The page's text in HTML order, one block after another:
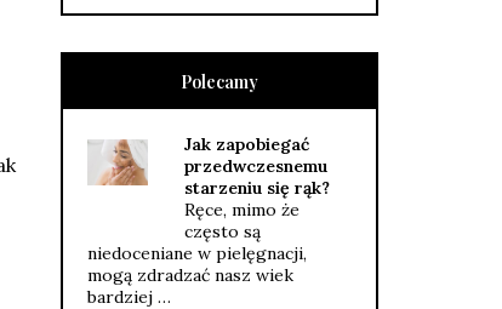
Polecamy
Jak zapobiegać
przedwczesnemu
starzeniu się rąk?
Ręce, mimo że
często są
niedoceniane w pielęgnacji,
mogą zdradzać nasz wiek
bardziej …